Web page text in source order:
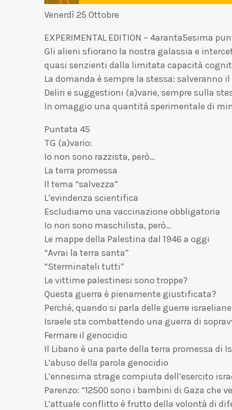
Venerdì 25 Ottobre
EXPERIMENTAL EDITION – 4aranta5esima
Gli alieni sfiorano la nostra galassia e
quasi senzienti dalla limitata capacità
La domanda è sempre la stessa: salveranno
Deliri e suggestioni (a)varie, sempre sulla
In omaggio una quantità sperimentale di
Puntata 45
TG (a)vario:
Io non sono razzista, però…
La terra promessa
Il tema “salvezza”
L’evindenza scientifica
Escludiamo una vaccinazione obbligatoria
Io non sono maschilista, però…
Le mappe della Palestina dal 1946 a oggi
“Avrai la terra santa”
“Sterminateli tutti”
Le vittime palestinesi sono troppe?
Questa guerra è pienamente giustificata?
Perchè, quando si parla delle guerre
Israele sta combattendo una guerra di
Fermare il genocidio
Il Libano è una parte della terra promessa di
L’abuso della parola genocidio
L’ennesima strage compiuta dell’esercito
Parenzo: “12500 sono i bambini di Gaza
L’attuale conflitto è frutto della volontà di